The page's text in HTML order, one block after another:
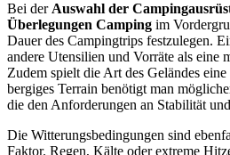
Bei der Auswahl der
Überlegungen Camping im
Dauer des Campingtrips festzulegen.
andere Utensilien und Vorräte als eine
Zudem spielt die Art des Geländes
bergiges Terrain benötigt man
die den Anforderungen an Stabilität
Die Witterungsbedingungen sind
Faktor. Regen, Kälte oder extreme